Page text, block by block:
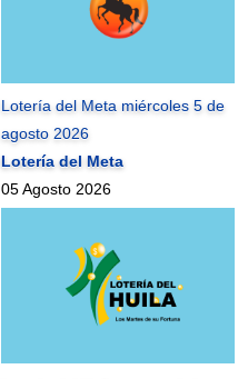
Lotería del Meta miércoles 5 de
agosto 2026
Lotería del Meta
05 Agosto 2026